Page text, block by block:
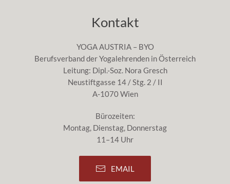
Kontakt
YOGA AUSTRIA – BYO
Berufsverband der Yogalehrenden in Österreich
Leitung: Dipl.-Soz. Nora Gresch
Neustiftgasse 14 / Stg. 2 / II
A-1070 Wien
Bürozeiten:
Montag, Dienstag, Donnerstag
11–14 Uhr
EMAIL